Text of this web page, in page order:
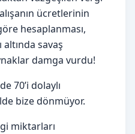
ücretlerinin
hesaplanması,
savaş
damga vurdu!
70’i dolaylı
bize dönmüyor.
miktarları